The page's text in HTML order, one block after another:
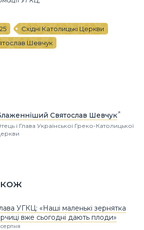
Східні Католицькі Церкви
Шевчук
Святослав Шевчук
і Глава Української Греко-Католицької
УГКЦ: «Наші маленькі зернятка
вже сьогодні дають плоди»